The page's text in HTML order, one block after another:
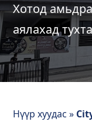
Хотод
аялахад
Нүүр хуудас »